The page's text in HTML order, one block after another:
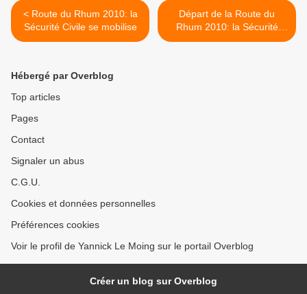
< Route du Rhum 2010: la
Sécurité Civile se mobilise
Départ de la Route du
Rhum 2010: la Sécurité
Civile sur le pont >
Hébergé par Overblog
Top articles
Pages
Contact
Signaler un abus
C.G.U.
Cookies et données personnelles
Préférences cookies
Voir le profil de Yannick Le Moing sur le portail Overblog
Créer un blog sur Overblog